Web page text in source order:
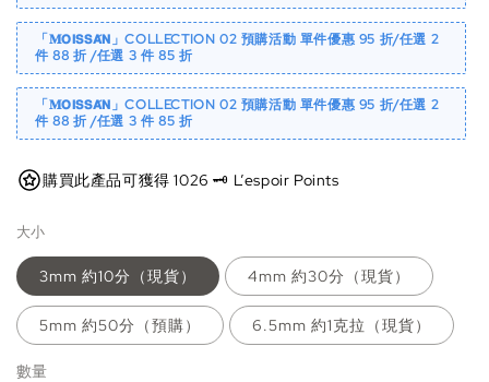
「𝐌𝗢𝗜𝗦𝗦𝗔́𝗡」COLLECTION 02 預購活動 單件優惠 95 折/任選 2
件 88 折 /任選 3 件 85 折
「𝐌𝗢𝗜𝗦𝗦𝗔́𝗡」COLLECTION 02 預購活動 單件優惠 95 折/任選 2
件 88 折 /任選 3 件 85 折
購買此產品可獲得 1026 🗝️ L’espoir Points
大小
3mm 約10分（現貨） 4mm 約30分（現貨）
5mm 約50分（預購） 6.5mm 約1克拉（現貨）
數量